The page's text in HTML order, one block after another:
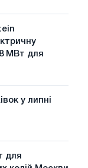
МВт для
у липні
для